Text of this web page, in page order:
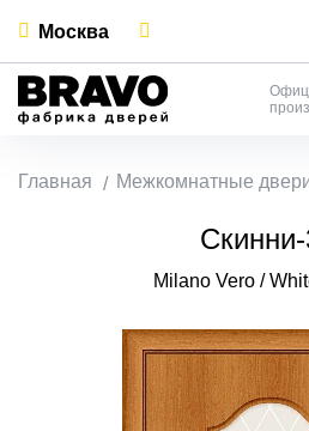
Москва
Главная Межкомнатные
Milano Vero /